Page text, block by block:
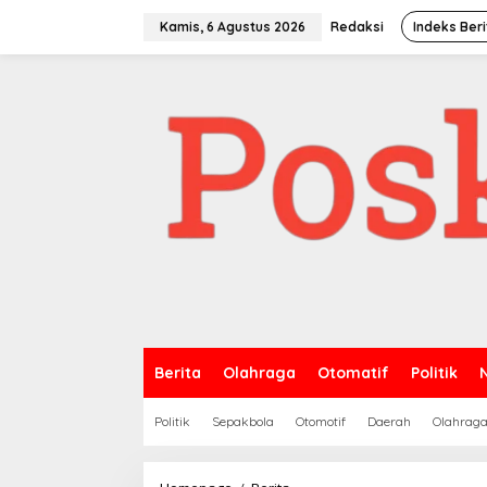
Kamis, 6 Agustus 2026 Redaksi Indeks
Berita Olahraga Otomatif Politik
Politik Sepakbola Otomotif Daerah Olahraga